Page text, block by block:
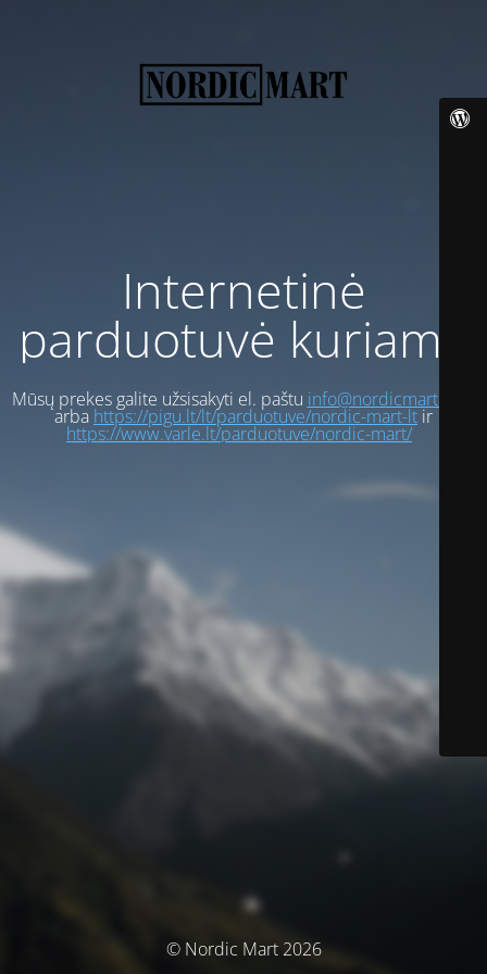
Internetinė
parduotuvė kuriama
Mūsų prekes galite užsisakyti el. paštu info@nordicmart.com
arba https://pigu.lt/lt/parduotuve/nordic-mart-ltir
https://www.varle.lt/parduotuve/nordic-mart/
© Nordic Mart 2026